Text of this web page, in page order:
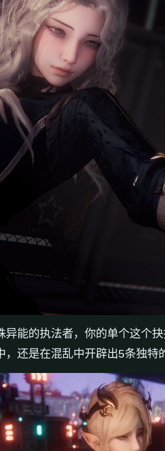
能的执法者，你的单个这个
还是在混乱中开辟出5条独